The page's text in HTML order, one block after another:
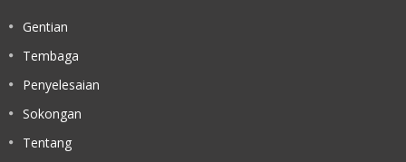
Gentian
Tembaga
Penyelesaian
Sokongan
Tentang